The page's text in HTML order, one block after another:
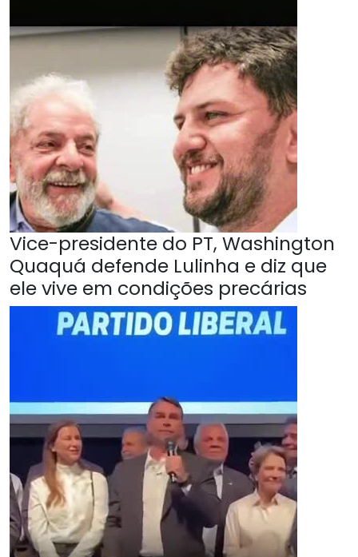
Vice-presidente do PT, Washington
Quaquá defende Lulinha e diz que
ele vive em condições precárias